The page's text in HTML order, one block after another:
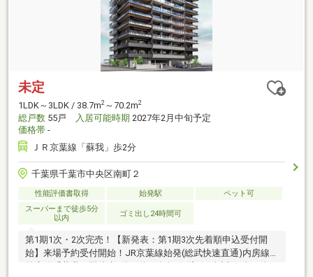
未定
1LDK～3LDK / 38.7m2 ～70.2m2
総戸数 55戸 入居可能時期 2027年2月中旬予定
価格帯 -
ＪＲ京葉線「蘇我」歩2分
千葉県千葉市中央区南町２
性能評価書取得 始発駅
ペット可
スーパーまで徒歩5分
以内
ゴミ出し24時間可
第1期1次・2次完売！【新発表：第1期3次先着順申込受付開
始】来場予約受付開始！JR京葉線始発(総武快速直通)内房線・